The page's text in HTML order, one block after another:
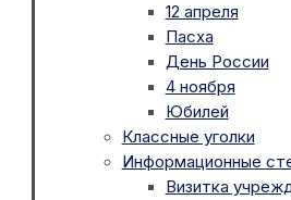
12 апреля
Пасха
День России
4 ноября
Юбилей
Классные уголки
Информационные
Визитка